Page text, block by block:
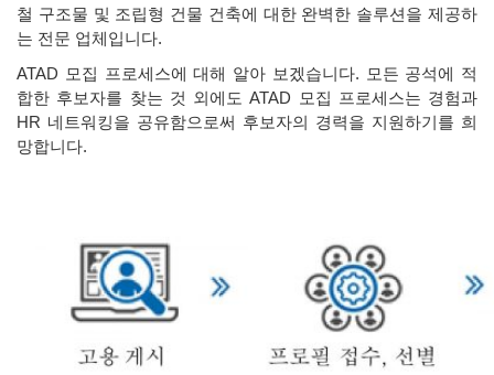
철 구조물 및 조립형 건물 건축에 대한 완벽한 솔루션을 제공하
는 전문 업체입니다.
ATAD 모집 프로세스에 대해 알아 보겠습니다. 모든 공석에 적
합한 후보자를 찾는 것 외에도 ATAD 모집 프로세스는 경험과
HR 네트워킹을 공유함으로써 후보자의 경력을 지원하기를 희
망합니다.